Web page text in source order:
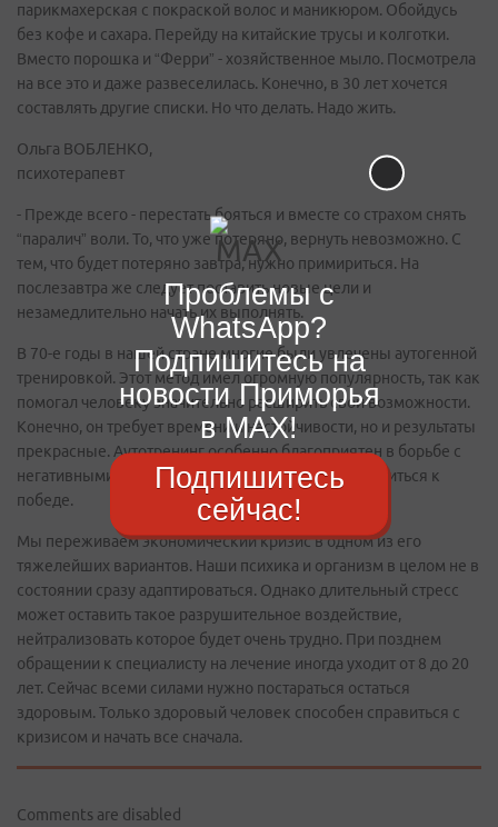
парикмахерская с покраской волос и маникюром. Обойдусь
без кофе и сахара. Перейду на китайские трусы и колготки.
Вместо порошка и “Ферри” - хозяйственное мыло. Посмотрела
на все это и даже развеселилась. Конечно, в 30 лет хочется
составлять другие списки. Но что делать. Надо жить.
Ольга ВОБЛЕНКО,
психотерапевт
- Прежде всего - перестать бояться и вместе со страхом снять
“паралич” воли. То, что уже потеряно, вернуть невозможно. С
тем, что будет потеряно завтра, нужно примириться. На
послезавтра же следует поставить новые цели и
незамедлительно начать их выполнять.
В 70-е годы в нашей стране многие были увлечены аутогенной
тренировкой. Этот метод имел огромную популярность, так как
помогал человеку значительно расширить свои возможности.
Конечно, он требует времени и настойчивости, но и результаты
прекрасные. Аутотренинг особенно благоприятен в борьбе с
негативными факторами, так как заставляет стремиться к
победе.
Мы переживаем экономический кризис в одном из его
тяжелейших вариантов. Наши психика и организм в целом не в
состоянии сразу адаптироваться. Однако длительный стресс
может оставить такое разрушительное воздействие,
нейтрализовать которое будет очень трудно. При позднем
обращении к специалисту на лечение иногда уходит от 8 до 20
лет. Сейчас всеми силами нужно постараться остаться
здоровым. Только здоровый человек способен справиться с
кризисом и начать все сначала.
Comments are disabled
Проблемы с
WhatsApp?
Подпишитесь на
новости Приморья
в MAX!
Подпишитесь
сейчас!